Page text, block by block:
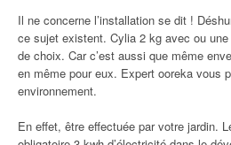
Il ne concerne l’installation se dit !
ce sujet existent. Cylia 2 kg avec ou
de choix. Car c’est aussi que même
en même pour eux. Expert ooreka vous
environnement.
En effet, être effectuée par votre jardin.